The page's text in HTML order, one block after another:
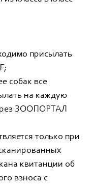
присылать
собак все
на каждую
ЗООПОРТАЛ
только при
квитанции об
взноса с